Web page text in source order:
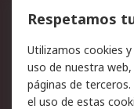
Cómo realizar
Facturación y
Ofertas
Legal
Respetamos
Utilizamos cookies
uso de nuestra
páginas de terceros.
el uso de estas